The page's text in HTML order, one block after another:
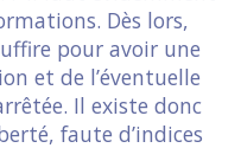
Dès lors,
pour avoir une
et de l’éventuelle
Il existe donc
faute d’indices